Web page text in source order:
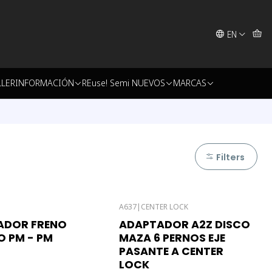
EN
INFORMACIÓN REuse! Semi NUEVOS MARCAS
Filters
FRENO
PM - PM
A637| CENTER LOCK
ADAPTADOR A2Z DISCO
MAZA 6 PERNOS EJE
PASANTE A CENTER
LOCK